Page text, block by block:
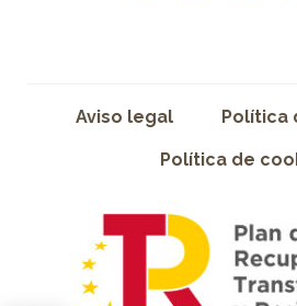
Aviso legal Política
Política de